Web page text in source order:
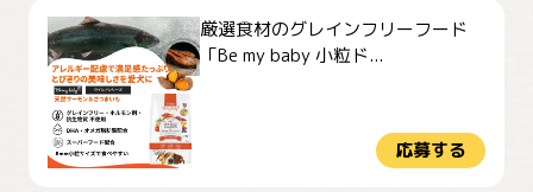
厳選食材のグレインフリーフード
「Be my baby 小粒ド...
応募する